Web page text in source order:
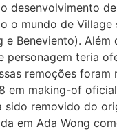
desenvolvimento
o mundo de
e Beneviento).
personagem teria
remoções
em making-of
removido do
em Ada Wong